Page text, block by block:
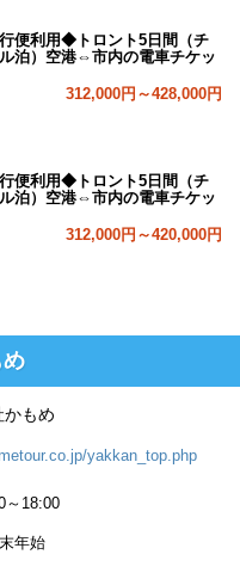
行便利用◆トロント5日間（チ
泊）空港⇔市内の電車チケッ
312,000円～428,000円
行便利用◆トロント5日間（チ
泊）空港⇔市内の電車チケッ
312,000円～420,000円
かもめ
yakkan_top.php
～18:00
年始